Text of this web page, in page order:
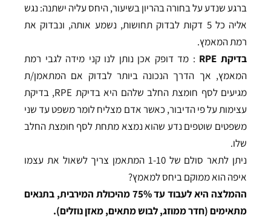
ברגע שנדע על בחורה בהריון בשיעור, היחס עליה ישתנה: נגש
אליה כל 5 דקות לבדוק תחושות, נשמע אותה, ונבדוק את
רמת המאמץ.
בדיקת RPE
: מד דופק אכן נותן לנו קני מידה לגבי רמת
המאמץ, אך הדרך הנכונה ביותר לבדוק אם המתאמן/ת
מגיעים לסף חומצת החלב שלהם היא בדיקת RPE, בדיקת
עצימות על פי הדיבור, כאשר אדם מצליח לומר משפט עד שני
משפטים שוטפים נדע שהוא נמצא מתחת לסף חומצת החלב
שלו.
ניתן לתאר סולם של 1-10 המתאמן צריך לשאול את עצמו
איפה הוא ממוקם ביחס למאמץ?
ההמלצה היא לעבוד עד 75% מהיכולת המירבית, בתנאים
מתאימים (חדר ממוזג, לבוש מתאים, מאזן נוזלים).